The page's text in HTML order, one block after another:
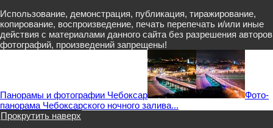
Использование, демонстрация, публикация, тиражирование,
копирование, воспроизведение, печать перепечать и/или иные
действия с материалами данного сайта без разрешения авторов
фотографий, произведений запрещены!
Панорамы и фотографии Чебоксар
Фото-
панорама Чебоксарского ночного залива...
Прокрутить наверх